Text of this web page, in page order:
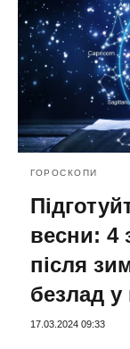
ГОРОСКОПИ
весни: 4
після
безлад у
17.03.2024 09:33